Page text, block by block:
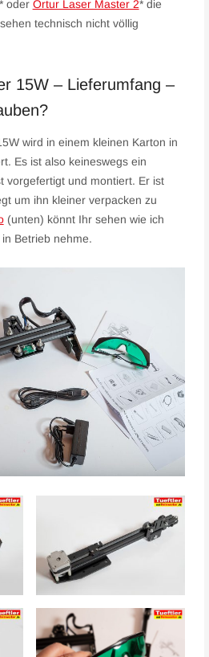
* oder Ortur Laser Master 2* die
technisch nicht völlig
15W – Lieferumfang –
wird in einem kleinen Karton in
Es ist also keineswegs ein
vorgefertigt und montiert. Er ist
um ihn kleiner verpacken zu
(unten) könnt Ihr sehen wie ich
Betrieb nehme.